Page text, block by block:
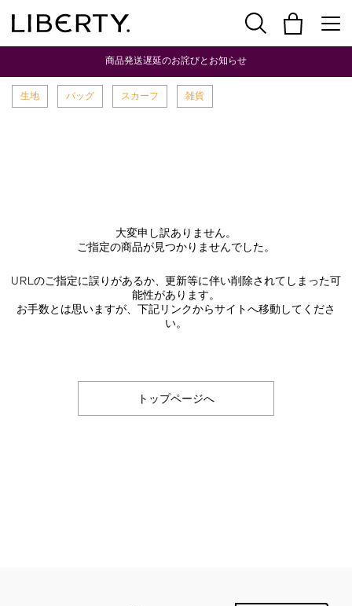
商品発送遅延のお詫びとお知らせ
生地 バッグ スカーフ 雑貨
大変申し訳ありません。
ご指定の商品が見つかりませんでした。
URLのご指定に誤りがあるか、更新等に伴い削除されてしまった可
能性があります。
お手数とは思いますが、下記リンクからサイトへ移動してくださ
い。
トップページへ